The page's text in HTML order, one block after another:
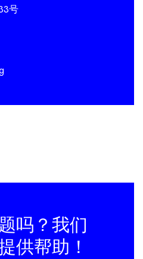
号
吗？我们
供帮助！